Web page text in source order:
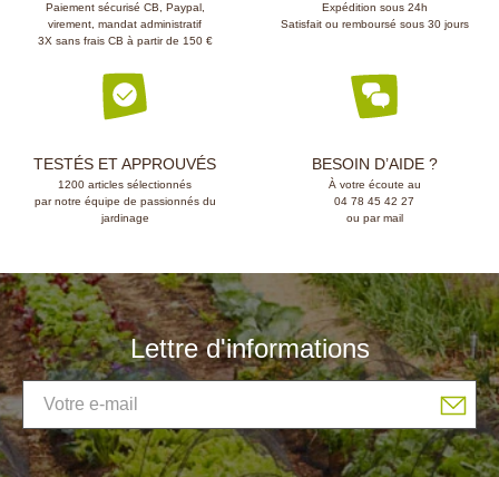
Paiement sécurisé CB, Paypal,
virement, mandat administratif
3X sans frais CB à partir de 150 €
Expédition sous 24h
Satisfait ou remboursé sous 30 jours
TESTÉS ET APPROUVÉS
1200 articles sélectionnés
par notre équipe de passionnés du
jardinage
BESOIN D’AIDE ?
À votre écoute au
04 78 45 42 27
ou par mail
Lettre d'informations